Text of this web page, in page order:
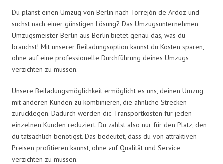
Du planst einen Umzug von Berlin nach Torrejón de Ardoz und
suchst nach einer günstigen Lösung? Das Umzugsunternehmen
Umzugsmeister Berlin aus Berlin bietet genau das, was du
brauchst! Mit unserer Beiladungsoption kannst du Kosten sparen,
ohne auf eine professionelle Durchführung deines Umzugs
verzichten zu müssen.
Unsere Beiladungsmöglichkeit ermöglicht es uns, deinen Umzug
mit anderen Kunden zu kombinieren, die ähnliche Strecken
zurücklegen. Dadurch werden die Transportkosten für jeden
einzelnen Kunden reduziert. Du zahlst also nur für den Platz, den
du tatsächlich benötigst. Das bedeutet, dass du von attraktiven
Preisen profitieren kannst, ohne auf Qualität und Service
verzichten zu müssen.